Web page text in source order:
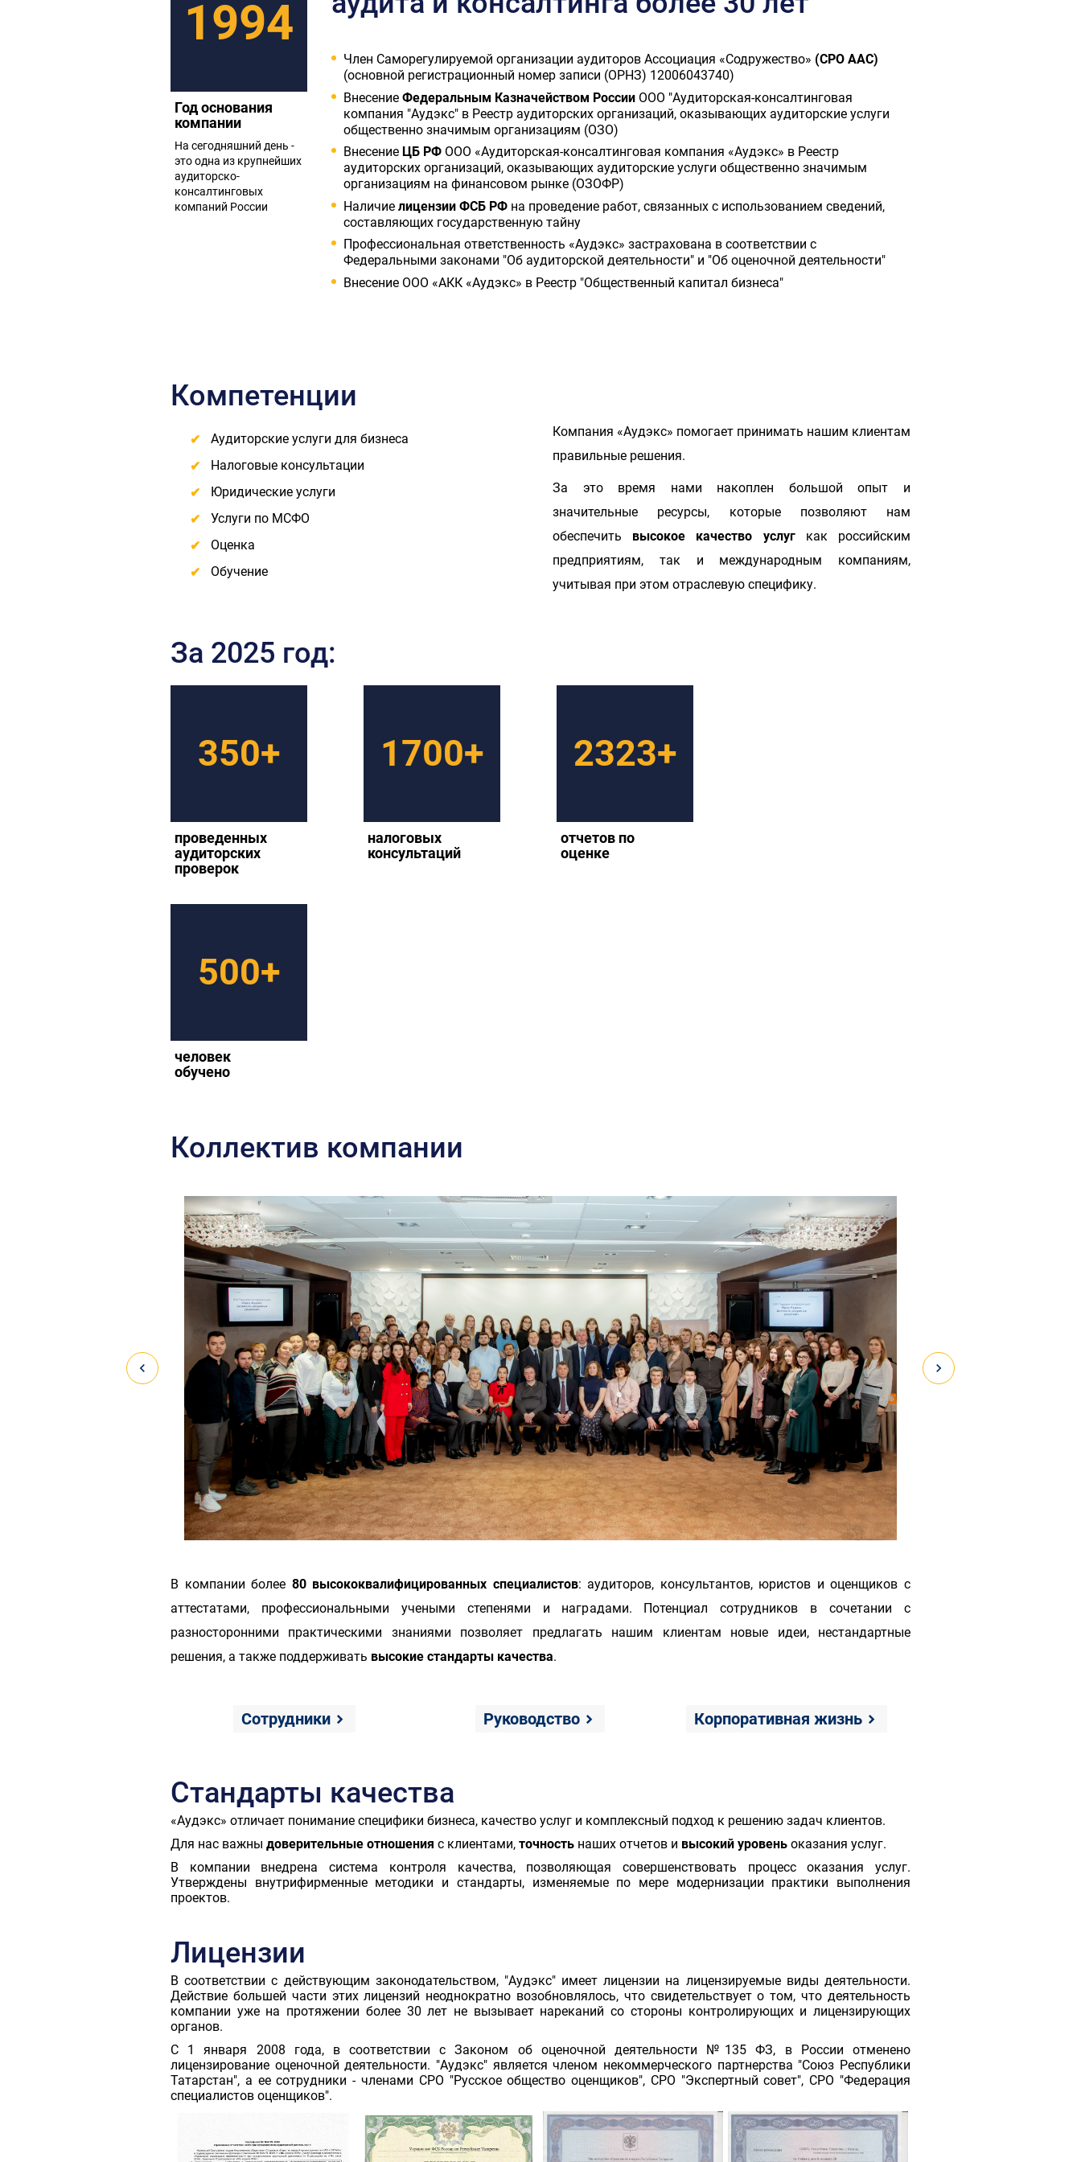
1994
Год основания
компании
На сегодняшний день -
это одна из крупнейших
аудиторско-
консалтинговых
компаний России
Член Саморегулируемой организации аудиторов Ассоциация «Содружество» (СРО ААС)
(основной регистрационный номер записи (ОРНЗ) 12006043740)
Внесение Федеральным Казначейством России ООО "Аудиторская-консалтинговая
компания "Аудэкс" в Реестр аудиторских организаций, оказывающих аудиторские услуги
общественно значимым организациям (ОЗО)
Внесение ЦБ РФ ООО «Аудиторская-консалтинговая компания «Аудэкс» в Реестр
аудиторских организаций, оказывающих аудиторские услуги общественно значимым
организациям на финансовом рынке (ОЗОФР)
Наличие лицензии ФСБ РФ на проведение работ, связанных с использованием сведений,
составляющих государственную тайну
Профессиональная ответственность «Аудэкс» застрахована в соответствии с
Федеральными законами "Об аудиторской деятельности" и "Об оценочной деятельности"
Внесение ООО «АКК «Аудэкс» в Реестр "Общественный капитал бизнеса"
Компетенции
Аудиторские услуги для бизнеса
Налоговые консультации
Юридические услуги
Услуги по МСФО
Оценка
Обучение
Компания «Аудэкс» помогает принимать нашим клиентам
правильные решения.
За это время нами накоплен большой опыт и
значительные ресурсы, которые позволяют нам
обеспечить высокое качество услугкак российским
предприятиям, так и международным компаниям,
учитывая при этом отраслевую специфику.
За 2025 год:
350+
проведенных
аудиторских
проверок
1700+
налоговых
консультаций
2323+
отчетов по
оценке
500+
человек
обучено
Коллектив компании
В компании более 80 высококвалифицированных специалистов: аудиторов, консультантов, юристов и оценщиков с
аттестатами, профессиональными учеными степенями и наградами. Потенциал сотрудников в сочетании с
разносторонними практическими знаниями позволяет предлагать нашим клиентам новые идеи, нестандартные
решения, а также поддерживать высокие стандарты качества.
Сотрудники Руководство Корпоративная жизнь
Стандарты качества
«Аудэкс» отличает понимание специфики бизнеса, качество услуг и комплексный подход к решению задач клиентов.
Для нас важны доверительные отношения с клиентами, точность наших отчетов и высокий уровень оказания услуг.
В компании внедрена система контроля качества, позволяющая совершенствовать процесс оказания услуг.
Утверждены внутрифирменные методики и стандарты, изменяемые по мере модернизации практики выполнения
проектов.
Лицензии
В соответствии с действующим законодательством, "Аудэкс" имеет лицензии на лицензируемые виды деятельности.
Действие большей части этих лицензий неоднократно возобновлялось, что свидетельствует о том, что деятельность
компании уже на протяжении более 30 лет не вызывает нареканий со стороны контролирующих и лицензирующих
органов.
С 1 января 2008 года, в соответствии с Законом об оценочной деятельности №135 ФЗ, в России отменено
лицензирование оценочной деятельности. "Аудэкс" является членом некоммерческого партнерства "Союз Республики
Татарстан", а ее сотрудники - членами СРО "Русское общество оценщиков", СРО "Экспертный совет", СРО "Федерация
специалистов оценщиков".